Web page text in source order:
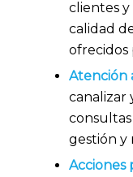
clientes y
calidad
ofrecidos
Atención
canalizar
consultas
gestión y
Acciones